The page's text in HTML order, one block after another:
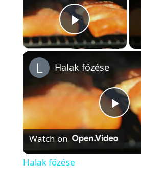
Play
P
l
Halak főzése
Watch on
Halak főzése